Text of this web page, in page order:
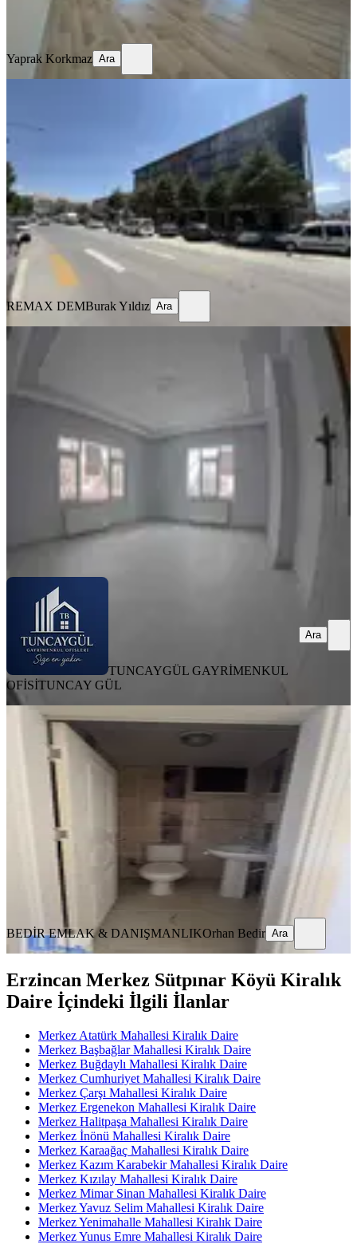
Yaprak Korkmaz Ara
Remax Dem'den Hastane Yanında
Eşyalı Kiralık 1+1 Daire
Merkez, Kızılay Mahallesi
70 m²·1. Kat ·16.07.2026
22.000 ₺
REMAX DEMBurak Yıldız
Ara
REMAX DEMBurak Yıldız Ara
MANZARALI
3+1· 150 m² Yüksek giriş·15.07.2026
18.000 ₺ 20.000 ₺
TUNCAYGÜL GAYRİMENKUL OFİSİTUNCAY GÜL
TUNCAYGÜL GAYRİMENKUL
OFİSİTUNCAY GÜL
Ara
EŞYALI
Cumhuryet Mahallesinde Kiralık
Merkez, Cumhuriyet Mahallesi
145 m² 3. Kat 14.07.2026
22.000 ₺
BEDİR EMLAK & DANIŞMANLIK Orhan Bedir
BEDİR EMLAK & DANIŞMANLIKOrhan Bedir Ara
Erzincan Merkez Sütpınar Köyü Kiralık
Daire İçindeki İlgili İlanlar
Merkez Atatürk Mahallesi Kiralık Daire
Merkez Başbağlar Mahallesi Kiralık Daire
Merkez Buğdaylı Mahallesi Kiralık Daire
Merkez Cumhuriyet Mahallesi Kiralık Daire
Merkez Çarşı Mahallesi Kiralık Daire
Merkez Ergenekon Mahallesi Kiralık Daire
Merkez Halitpaşa Mahallesi Kiralık Daire
Merkez İnönü Mahallesi Kiralık Daire
Merkez Karaağaç Mahallesi Kiralık Daire
Merkez Kazım Karabekir Mahallesi Kiralık Daire
Merkez Kızılay Mahallesi Kiralık Daire
Merkez Mimar Sinan Mahallesi Kiralık Daire
Merkez Yavuz Selim Mahallesi Kiralık Daire
Merkez Yenimahalle Mahallesi Kiralık Daire
Merkez Yunus Emre Mahallesi Kiralık Daire